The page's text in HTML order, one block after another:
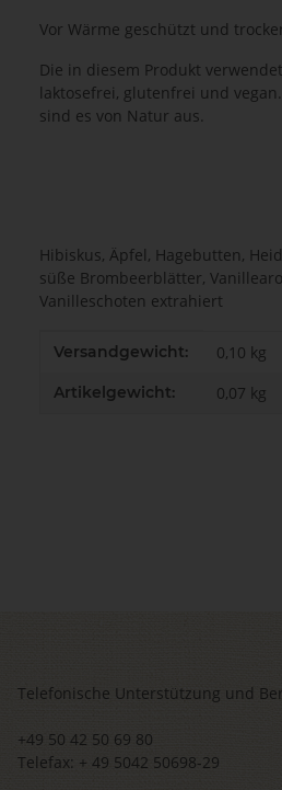
Vor Wärme geschützt und
Die in diesem Produkt
laktosefrei, glutenfrei und
sind es von Natur aus.
Hibiskus, Äpfel, Hagebutten,
süße Brombeerblätter,
Vanilleschoten extrahiert
Produkteigenschaft
Wert
Versandgewicht: 0,10 kg
Artikelgewicht: 0,07 kg
Telefonische Unterstützung und
+49 50 42 50 69 80
Telefax: + 49 5042 50698-29